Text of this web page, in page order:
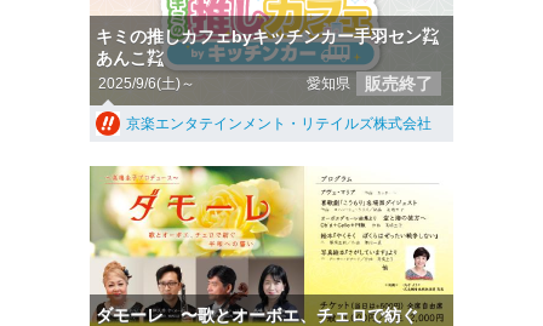
キミの推しカフェbyキッチンカー手羽セン㌠
あんこ㌠
2025/9/6(土)～ 愛知県 販売終了
京楽エンタテインメント・リテイルズ株式会社
ダモーレ 〜歌とオーボエ、チェロで紡ぐ